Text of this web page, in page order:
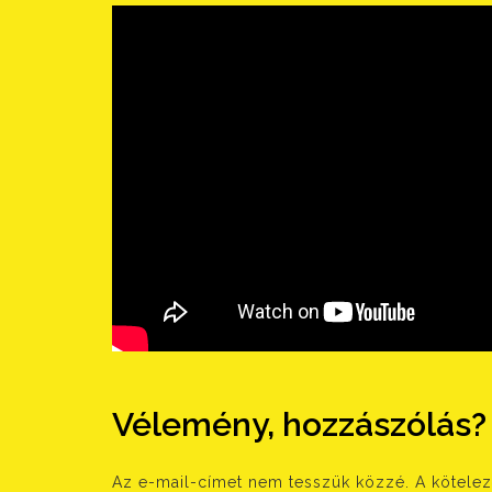
Vélemény, hozzászólás?
Az e-mail-címet nem tesszük közzé. A